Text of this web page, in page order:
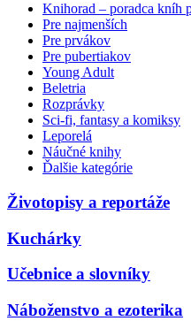
Knihorad – poradca kníh
Pre najmenších
Pre prvákov
Pre pubertiakov
Young Adult
Beletria
Rozprávky
Sci-fi, fantasy a komiksy
Leporelá
Náučné knihy
Ďalšie kategórie
Životopisy a reportáže
Kuchárky
Učebnice a slovníky
Náboženstvo a ezoterika